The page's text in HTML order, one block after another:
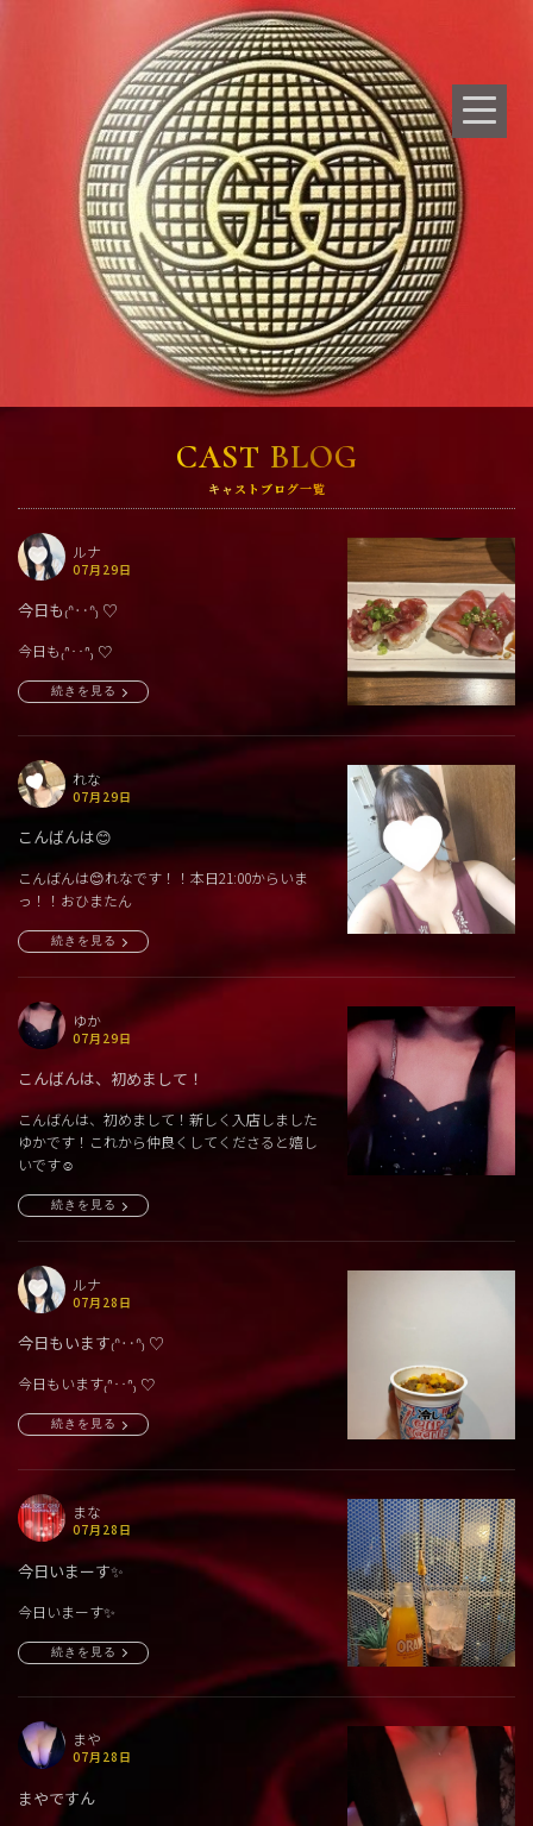
CAST BLOG
キャストブログ一覧
ルナ
07月29日
今日も₍ᐢ‥ᐢ₎ ♡
今日も₍ᐢ‥ᐢ₎ ♡
続きを見る
れな
07月29日
こんばんは😊
こんばんは😊れなです！！本日21:00からいま
っ！！おひまたん
続きを見る
ゆか
07月29日
こんばんは、初めまして！
こんばんは、初めまして！新しく入店しました
ゆかです！これから仲良くしてくださると嬉し
いです☺️
続きを見る
ルナ
07月28日
今日もいます₍ᐢ‥ᐢ₎ ♡
今日もいます₍ᐢ‥ᐢ₎ ♡
続きを見る
まな
07月28日
今日いまーす✨
今日いまーす✨
続きを見る
まや
07月28日
まやですん